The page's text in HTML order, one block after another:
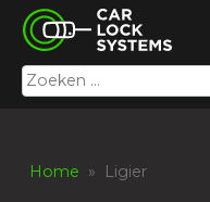
Skip
content
Car Lock Systems
Car Lock Systems
Zoeken
naar:
Home » Ligier